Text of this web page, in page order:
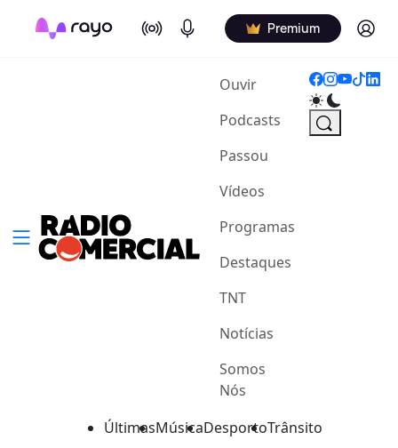
On Air Podcasts Premium Log in
Ouvir(current)
Podcasts
Passou
Vídeos
Programas
Destaques
TNT
Notícias
Somos
Nós
ÚltimasMúsicaDesportoTrânsito